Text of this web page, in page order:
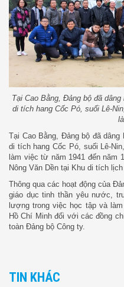
Tại Cao Bằng, Đảng bộ đã
di tích hang Cốc Pó, suối Lê-
Tại Cao Bằng, Đảng bộ đã
di tích hang Cốc Pó, suối Lê-
làm việc từ năm 1941 đến năm
Nông Văn Dền tại Khu di tích
Thông qua các hoạt động của
giáo dục tinh thần yêu nước,
lượng trong việc học tập và
Hồ Chí Minh đối với các đồng
toàn Đảng bộ Công ty.
TIN KHÁC